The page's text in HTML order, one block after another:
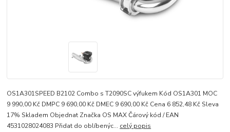
OS1A301SPEED B2102 Combo s T2090SC výfukem Kód OS1A301 MOC
9 990,00 Kč DMPC 9 690,00 Kč DMEC 9 690,00 Kč Cena 6 852,48 Kč Sleva
17% Skladem Objednat Značka OS MAX Čárový kód / EAN
4531028024083 Přidat do oblíbenýc... celý popis